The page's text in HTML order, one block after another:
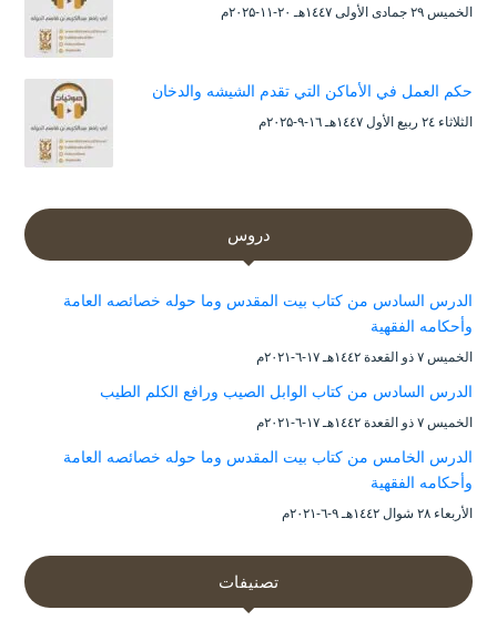
الخميس ۲۹ جمادى الأولى ۱٤٤۷هـ ۲۰-۱۱-۲۰۲۵م
حكم العمل في الأماكن التي تقدم الشيشه والدخان
الثلاثاء ۲٤ ربيع الأول ۱٤٤۷هـ ۱٦-۹-۲۰۲۵م
دروس
الدرس السادس من كتاب بيت المقدس وما حوله خصائصه العامة
وأحكامه الفقهية
الخميس ۷ ذو القعدة ۱٤٤۲هـ ۱۷-٦-۲۰۲۱م
الدرس السادس من كتاب الوابل الصيب ورافع الكلم الطيب
الخميس ۷ ذو القعدة ۱٤٤۲هـ ۱۷-٦-۲۰۲۱م
الدرس الخامس من كتاب بيت المقدس وما حوله خصائصه العامة
وأحكامه الفقهية
الأربعاء ۲۸ شوال ۱٤٤۲هـ ۹-٦-۲۰۲۱م
تصنيفات